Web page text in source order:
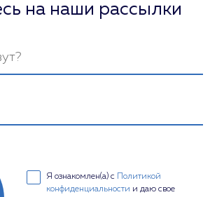
на наши рассылки
Я ознакомлен(а) с
Политикой
конфиденциальности и даю свое